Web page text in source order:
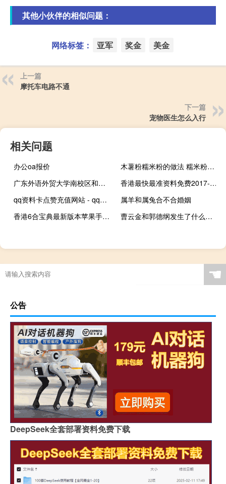
其他小伙伴的相似问题：
网络标签： 亚军 奖金 美金
上一篇
摩托车电路不通
下一篇
宠物医生怎么入行
相关问题
办公oa报价
木薯粉糯米粉的做法 糯米粉的做法大全点心
广东外语外贸大学南校区和北校区的专业分别有哪些 广东外语外贸大学北校区
香港最快最准资料免费2017-2_智能AI深度解析_好看视频版v32.193
qq资料卡点赞充值网站 - qq扩列互赞群,快手一元刷1000双击软件
属羊和属兔合不合婚姻
香港6合宝典最新版本苹果手机_值得支持_安装版v920.485
曹云金和郭德纲发生了什么事情 曹云金给郭德纲刷礼物
☚
公告
DeepSeek全套部署资料免费下载